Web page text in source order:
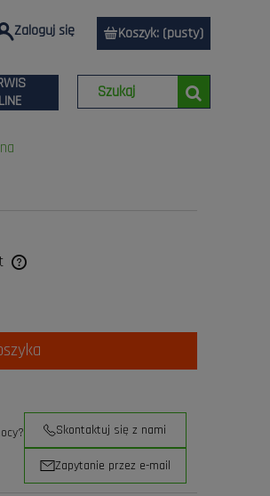
Zaloguj się Koszyk: (pusty)
Skontaktuj się z nami
Zapytanie przez e-mail